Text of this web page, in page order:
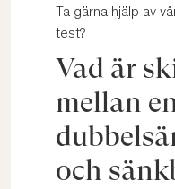
Ta gärna hjälp av
test?
Vad är
mellan
och